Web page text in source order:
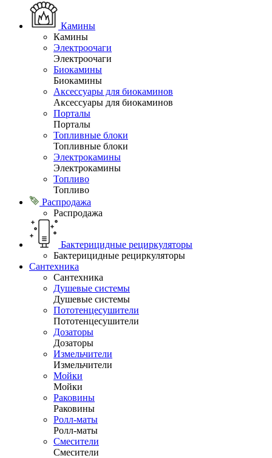
Камины
Камины
Электроочаги
Электроочаги
Биокамины
Биокамины
Аксессуары для биокаминов
Аксессуары для биокаминов
Порталы
Порталы
Топливные блоки
Топливные блоки
Электрокамины
Электрокамины
Топливо
Топливо
Распродажа
Распродажа
Бактерицидные рециркуляторы
Бактерицидные рециркуляторы
Сантехника
Сантехника
Душевые системы
Душевые системы
Пототенцесушители
Пототенцесушители
Дозаторы
Дозаторы
Измельчители
Измельчители
Мойки
Мойки
Раковины
Раковины
Ролл-маты
Ролл-маты
Смесители
Смесители